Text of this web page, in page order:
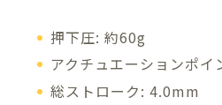
押下圧: 約60g
アクチュエーションポ
総ストローク: 4.0mm